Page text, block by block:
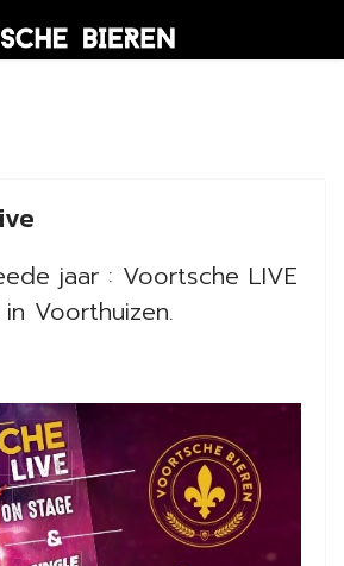
jaar : Voortsche LIVE
Voorthuizen.